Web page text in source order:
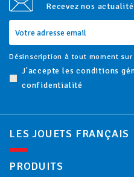
Recevez nos
Désinscription à tout moment sur
J'accepte les conditions
confidentialité
LES JOUETS FRANÇAIS
PRODUITS